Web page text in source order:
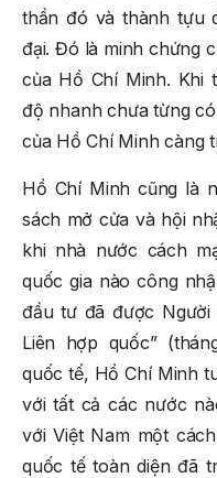
thần đó và thành tựu
đại. Đó là minh chứng
của Hồ Chí Minh. Khi
độ nhanh chưa từng
của Hồ Chí Minh càng
Hồ Chí Minh cũng là
sách mở cửa và hội
khi nhà nước cách
quốc gia nào công
đầu tư đã được Người
Liên hợp quốc”
quốc tế, Hồ Chí Minh
với tất cả các nước
với Việt Nam một
quốc tế toàn diện đã